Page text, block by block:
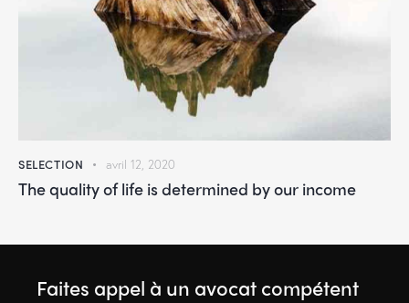
SELECTION avril 12, 2020
The quality of life is determined by our income
Faites appel à un avocat compétent